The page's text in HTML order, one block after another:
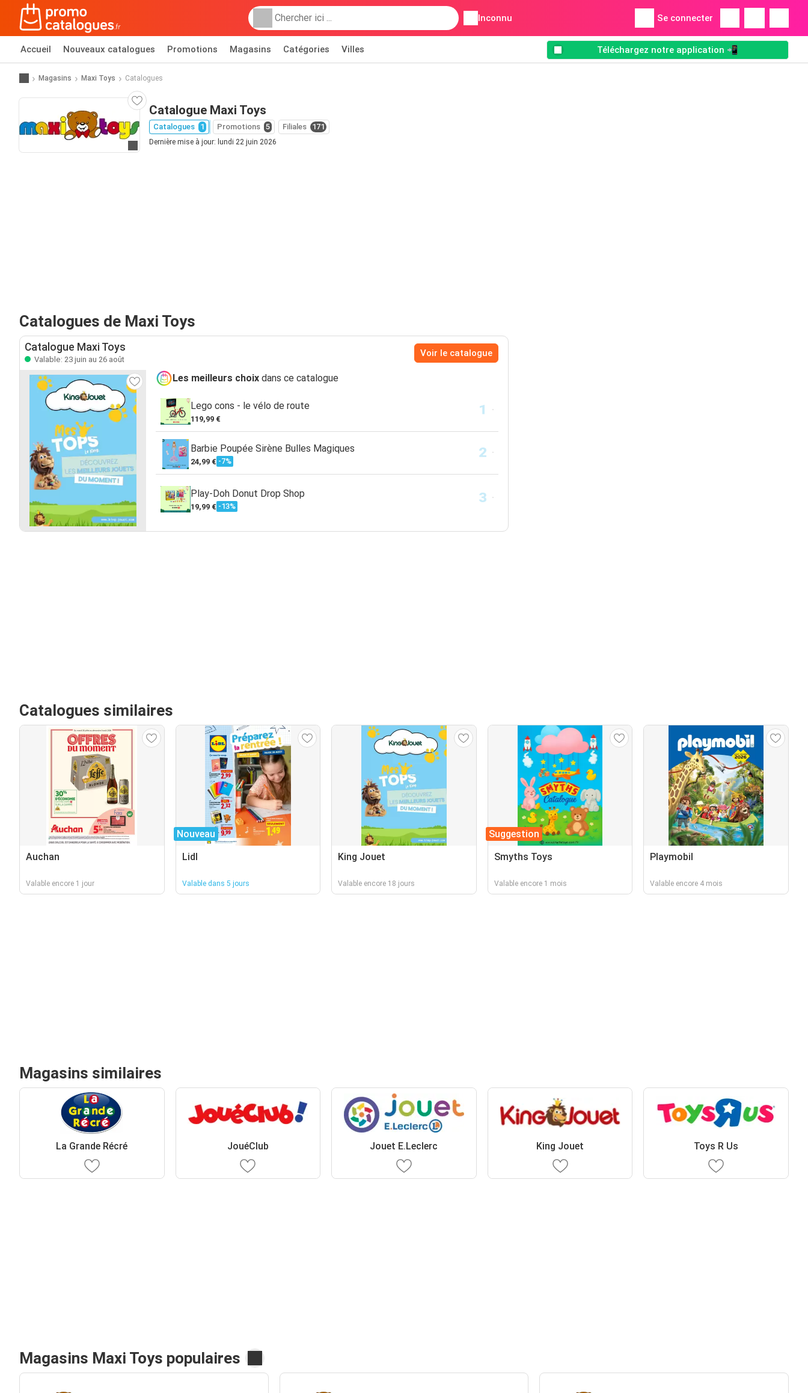
Inconnu Se connecter
Accueil Nouveaux catalogues Promotions Magasins Catégories Villes Téléchargez notre application 📲
Magasins Maxi Toys Catalogues
Allez au site web
Catalogue Maxi Toys
Catalogues 1 Promotions 5 Filiales 171
Dernière mise à jour: lundi 22 juin 2026
Catalogues de Maxi Toys
Catalogue Maxi Toys
Valable: 23 juin au 26 août
Voir le catalogue
Les meilleurs choix dans ce catalogue
Lego cons - le vélo de route
119,99 €
Barbie Poupée Sirène Bulles Magiques
24,99 € -7%
Play-Doh Donut Drop Shop
19,99 € -13%
Catalogues similaires
Auchan
Valable encore 1 jour
Nouveau
Lidl
Valable dans 5 jours
King Jouet
Valable encore 18 jours
Suggestion
Smyths Toys
Valable encore 1 mois
Playmobil
Valable encore 4 mois
Magasins similaires
La Grande Récré JouéClub Jouet E.Leclerc King Jouet Toys R Us
Magasins Maxi Toys populaires